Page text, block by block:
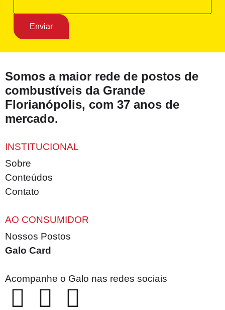
Somos a maior rede de postos de
combustíveis da Grande
Florianópolis, com 37 anos de
mercado.
INSTITUCIONAL
Sobre
Conteúdos
Contato
AO CONSUMIDOR
Nossos Postos
Galo Card
Acompanhe o Galo nas redes sociais